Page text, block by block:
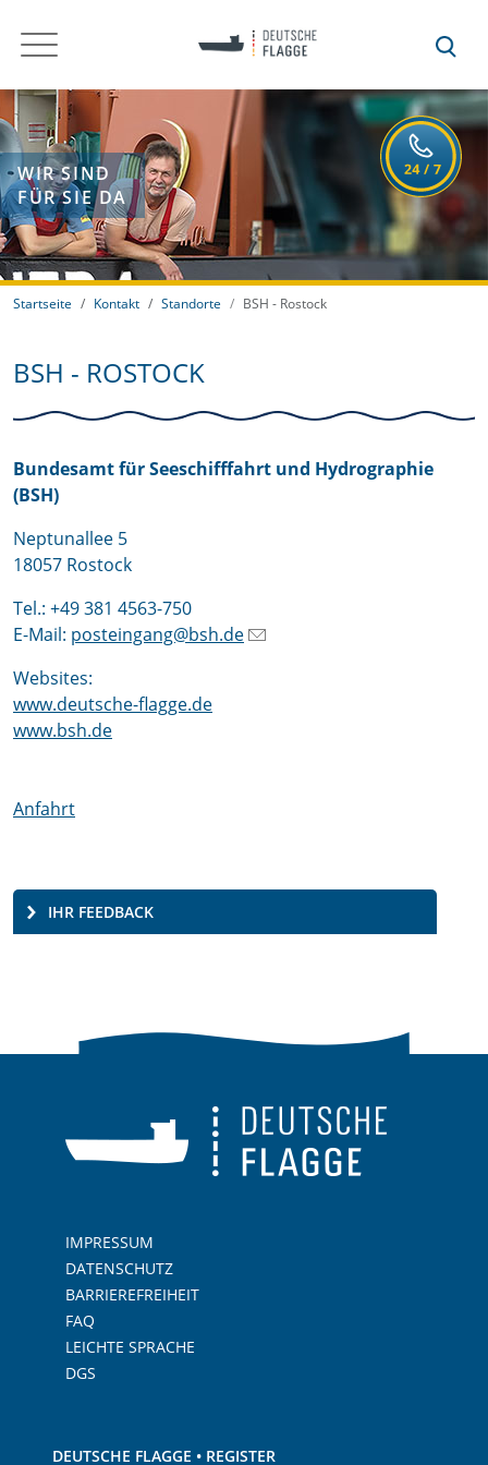
WIR SIND
FÜR SIE DA
Startseite Kontakt Standorte BSH - Rostock
BSH - ROSTOCK
Bundesamt für Seeschifffahrt und Hydrographie
(BSH)
Neptunallee 5
18057 Rostock
Tel.: +49 381 4563-750
E-Mail: posteingang@bsh.de
Websites:
www.deutsche-flagge.de
www.bsh.de
Anfahrt
IHR FEEDBACK
IMPRESSUM
DATENSCHUTZ
BARRIEREFREIHEIT
FAQ
LEICHTE SPRACHE
DGS
DEUTSCHE FLAGGE • REGISTER